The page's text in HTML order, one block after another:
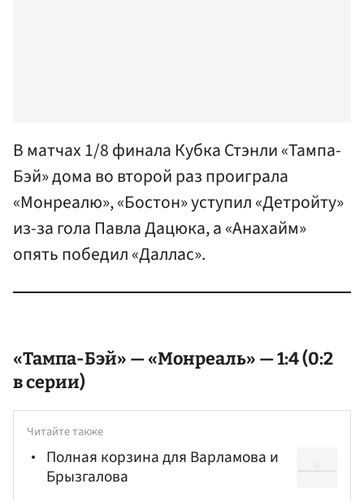
В матчах 1/8 финала Кубка Стэнли «Тампа-
Бэй» дома во второй раз проиграла
«Монреалю», «Бостон» уступил «Детройту»
из-за гола Павла Дацюка, а «Анахайм»
опять победил «Даллас».
«Тампа-Бэй» — «Монреаль» — 1:4 (0:2
в серии)
Читайте также
Полная корзина для Варламова и
Брызгалова